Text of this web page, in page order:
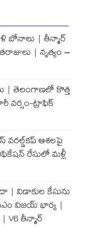
బోనాలు | తీన్మార్
| నృత్యం –
| తెలంగాణలో కొత్త
వర్షం-ట్రాఫిక్
వరల్డ్‌కప్ ఆశలపై
రేసులో మళ్లీ
| విడాకుల కేసును
విజయ్ భార్య |
V6 తీన్మార్